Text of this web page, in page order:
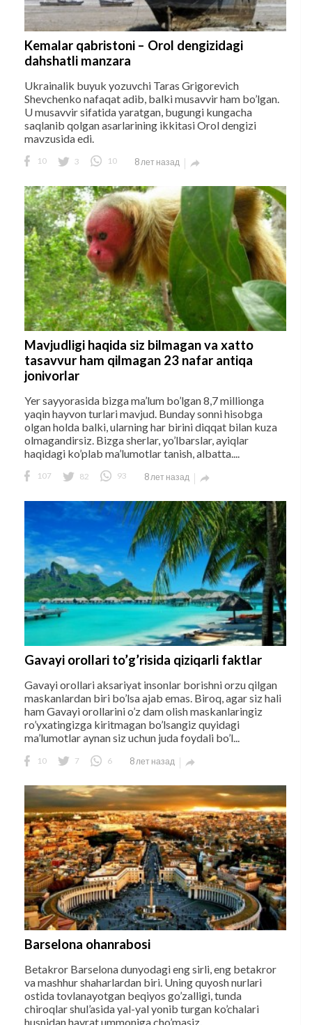
Kemalar qabristoni – Orol dengizidagi
dahshatli manzara
Ukrainalik buyuk yozuvchi Taras Grigorevich
Shevchenko nafaqat adib, balki musavvir ham bo’lgan.
U musavvir sifatida yaratgan, bugungi kungacha
saqlanib qolgan asarlarining ikkitasi Orol dengizi
mavzusida edi.
10 3 10 8 лет назад 
Mavjudligi haqida siz bilmagan va xatto
tasavvur ham qilmagan 23 nafar antiqa
jonivorlar
Yer sayyorasida bizga ma’lum bo’lgan 8,7 millionga
yaqin hayvon turlari mavjud. Bunday sonni hisobga
olgan holda balki, ularning har birini diqqat bilan kuza
olmagandirsiz. Bizga sherlar, yo’lbarslar, ayiqlar
haqidagi ko’plab ma’lumotlar tanish, albatta....
107 82 93 8 лет назад 
Gavayi orollari to’g’risida qiziqarli faktlar
Gavayi orollari aksariyat insonlar borishni orzu qilgan
maskanlardan biri bo’lsa ajab emas. Biroq, agar siz hali
ham Gavayi orollarini o’z dam olish maskanlaringiz
ro’yxatingizga kiritmagan bo’lsangiz quyidagi
ma’lumotlar aynan siz uchun juda foydali bo’l...
10 7 6 8 лет назад 
Barselona ohanrabosi
Betakror Barselona dunyodagi eng sirli, eng betakror
va mashhur shaharlardan biri. Uning quyosh nurlari
ostida tovlanayotgan beqiyos go’zalligi, tunda
chiroqlar shul’asida yal-yal yonib turgan ko’chalari
husnidan hayrat ummoniga cho’masiz.